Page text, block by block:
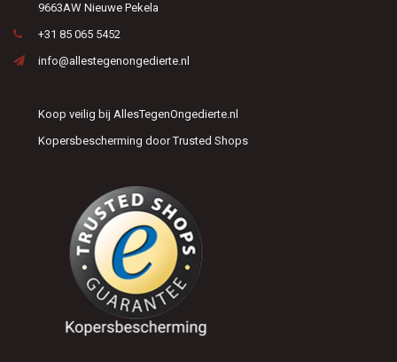
9663AW Nieuwe Pekela
+31 85 065 5452
info@allestegenongedierte.nl
Koop veilig bij AllesTegenOngedierte.nl
Kopersbescherming door Trusted Shops